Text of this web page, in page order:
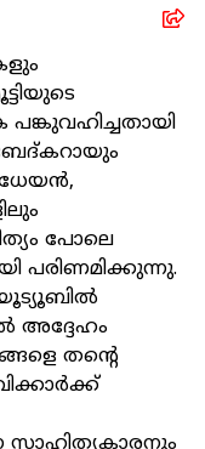
പോലെ
പരിണമിക്കുന്നു.
യൂട്യൂബില്‍
അദ്ദേഹം
തന്റെ